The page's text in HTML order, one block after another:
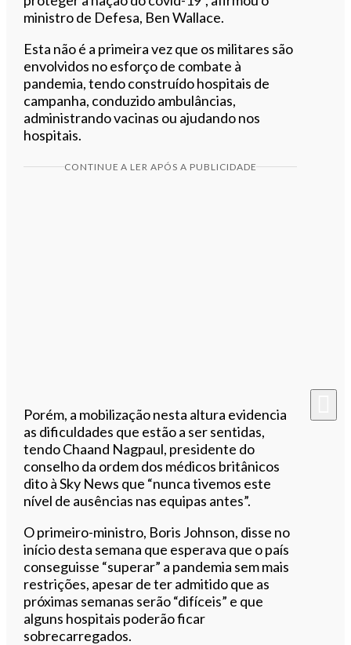
ministro de Defesa, Ben Wallace.
Esta não é a primeira vez que os militares são
envolvidos no esforço de combate à
pandemia, tendo construído hospitais de
campanha, conduzido ambulâncias,
administrando vacinas ou ajudando nos
hospitais.
CONTINUE A LER APÓS A PUBLICIDADE
Porém, a mobilização nesta altura evidencia
as dificuldades que estão a ser sentidas,
tendo Chaand Nagpaul, presidente do
conselho da ordem dos médicos britânicos
dito à Sky News que “nunca tivemos este
nível de ausências nas equipas antes”.
O primeiro-ministro, Boris Johnson, disse no
início desta semana que esperava que o país
conseguisse “superar” a pandemia sem mais
restrições, apesar de ter admitido que as
próximas semanas serão “difíceis” e que
alguns hospitais poderão ficar
sobrecarregados.